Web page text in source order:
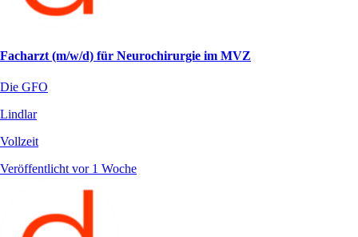
Facharzt (m/w/d) für Neurochirurgie im MVZ
Die GFO
Lindlar
Vollzeit
Veröffentlicht vor 1 Woche